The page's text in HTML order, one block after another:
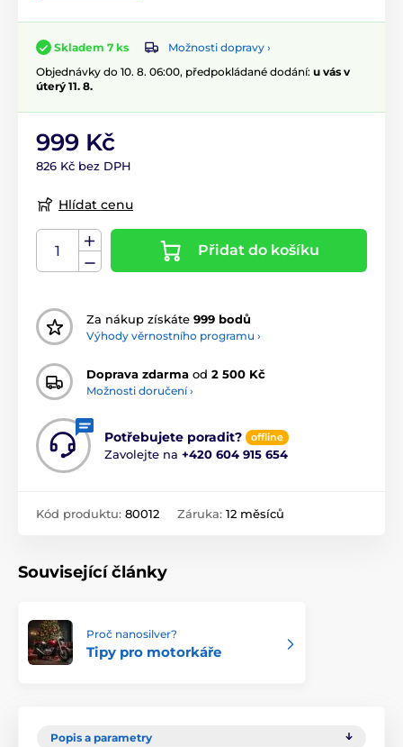
Skladem 7 ks
Možnosti dopravy ›
Objednávky do 10. 8. 06:00, předpokládané dodání: u vás v
úterý 11. 8.
999 Kč
826 Kč bez DPH
Hlídat cenu
Přidat do košíku
Za nákup získáte 999 bodů
Výhody věrnostního programu ›
Doprava zdarma od 2 500 Kč
Možnosti doručení ›
Potřebujete poradit? offline
Zavolejte na +420 604 915 654
Kód produktu: 80012 Záruka: 12 měsíců
Související články
Proč nanosilver?
Tipy pro motorkáře
Popis a parametry